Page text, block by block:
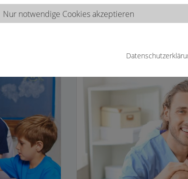
Nur notwendige Cookies akzeptieren